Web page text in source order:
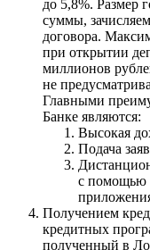
до 5,8%. Размер
суммы,
договора.
при открытии
миллионов
не
Главными
Банке являются:
Высокая
Подача
с помощью
Получением
кредитных
полученный в